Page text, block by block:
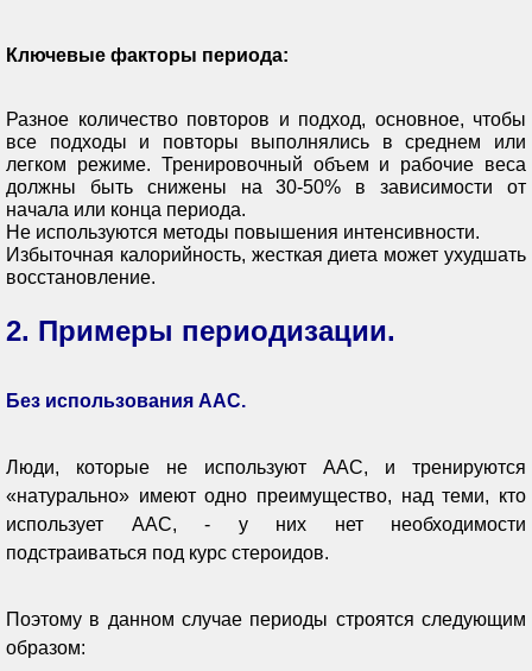
Ключевые факторы периода:
Разное количество повторов и подход, основное, чтобы
все подходы и повторы выполнялись в среднем или
легком режиме. Тренировочный объем и рабочие веса
должны быть снижены на 30-50% в зависимости от
начала или конца периода.
Не используются методы повышения интенсивности.
Избыточная калорийность, жесткая диета может ухудшать
восстановление.
2. Примеры периодизации.
Без использования ААС.
Люди, которые не используют ААС, и тренируются
«натурально» имеют одно преимущество, над теми, кто
использует ААС, - у них нет необходимости
подстраиваться под курс стероидов.
Поэтому в данном случае периоды строятся следующим
образом: